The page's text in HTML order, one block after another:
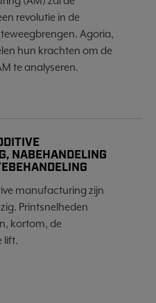
revolutie in de
Agoria,
hun krachten om de
te analyseren.
NABEHANDELING
manufacturing zijn
Printsnelheden
kortom, de
lift.